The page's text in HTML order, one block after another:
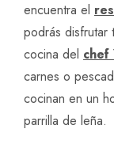
encuentra el
podrás
cocina del
carnes o
cocinan en un
parrilla de leña.